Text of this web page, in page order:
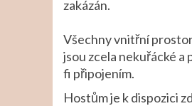
zakázán.
Všechny vnitřní
jsou zcela nekuřácké a
fi připojením.
Hostům je k dispozici